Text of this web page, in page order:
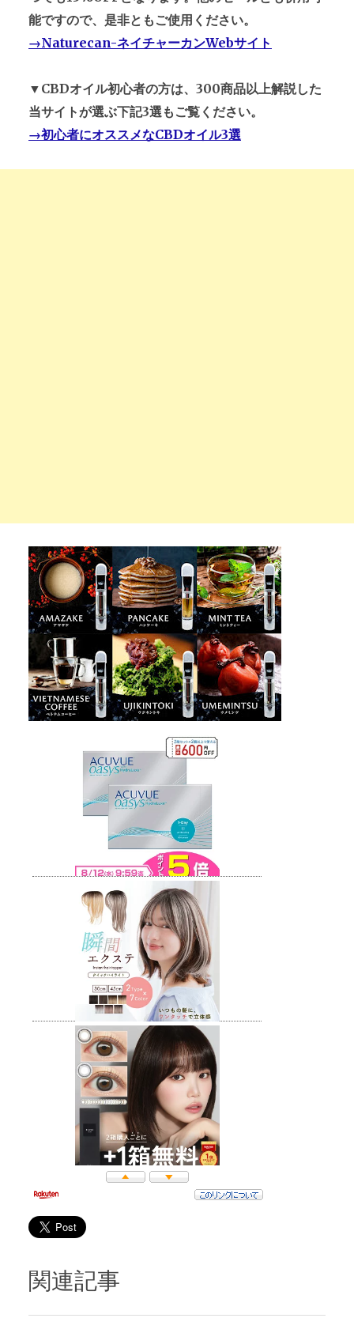
能ですので、是非ともご使用ください。
→Naturecan-ネイチャーカンWebサイト
▼CBDオイル初心者の方は、300商品以上解説した
当サイトが選ぶ下記3選もご覧ください。
→初心者にオススメなCBDオイル3選
関連記事